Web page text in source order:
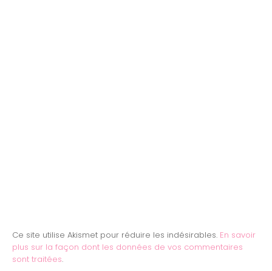
Ce site utilise Akismet pour réduire les indésirables. En savoir
plus sur la façon dont les données de vos commentaires
sont traitées.